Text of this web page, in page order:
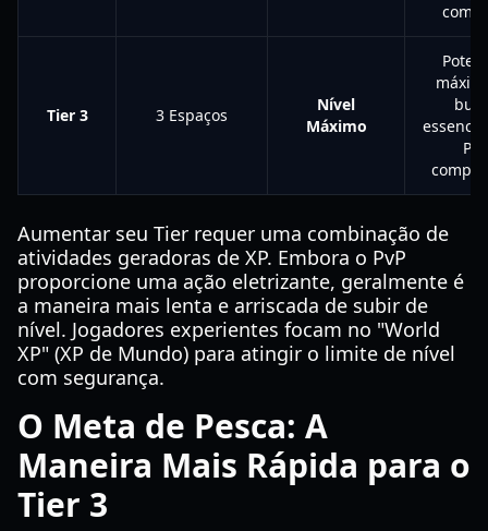
Tier 3 3 Espaços
Nível
Máximo
PvP
Aumentar seu Tier requer uma combinação de
atividades geradoras de XP. Embora o PvP
proporcione uma ação eletrizante, geralmente é
a maneira mais lenta e arriscada de subir de
nível. Jogadores experientes focam no "World
XP" (XP de Mundo) para atingir o limite de nível
com segurança.
O Meta de Pesca: A
Maneira Mais Rápida para o
Tier 3